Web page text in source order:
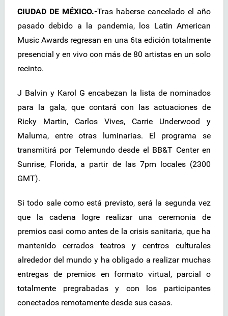
CIUDAD DE MÉXICO.-Tras haberse cancelado el año
pasado debido a la pandemia, los Latin American
Music Awards regresan en una 6ta edición totalmente
presencial y en vivo con más de 80 artistas en un solo
recinto.
J Balvin y Karol G encabezan la lista de nominados
para la gala, que contará con las actuaciones de
Ricky Martin, Carlos Vives, Carrie Underwood y
Maluma, entre otras luminarias. El programa se
transmitirá por Telemundo desde el BB&T Center en
Sunrise, Florida, a partir de las 7pm locales (2300
GMT).
Si todo sale como está previsto, será la segunda vez
que la cadena logre realizar una ceremonia de
premios casi como antes de la crisis sanitaria, que ha
mantenido cerrados teatros y centros culturales
alrededor del mundo y ha obligado a realizar muchas
entregas de premios en formato virtual, parcial o
totalmente pregrabadas y con los participantes
conectados remotamente desde sus casas.